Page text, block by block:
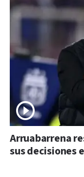
Arruabarrena
sus decisiones